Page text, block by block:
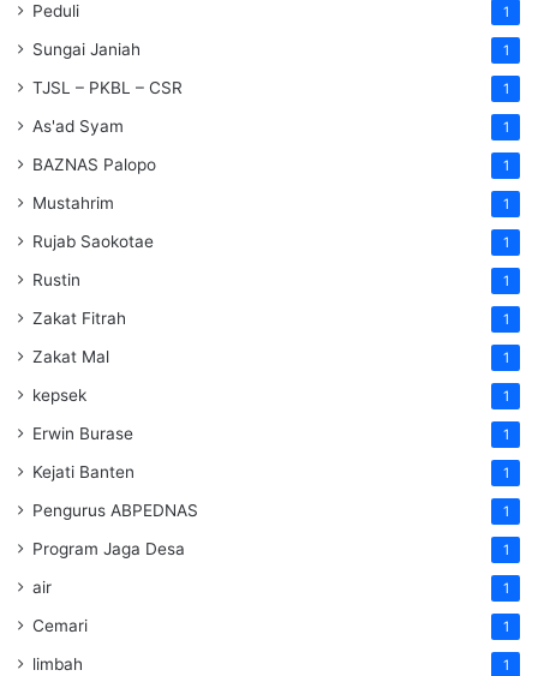
Peduli 1
Sungai Janiah 1
TJSL – PKBL – CSR 1
As'ad Syam 1
BAZNAS Palopo 1
Mustahrim 1
Rujab Saokotae 1
Rustin 1
Zakat Fitrah 1
Zakat Mal 1
kepsek 1
Erwin Burase 1
Kejati Banten 1
Pengurus ABPEDNAS 1
Program Jaga Desa 1
air 1
Cemari 1
limbah 1